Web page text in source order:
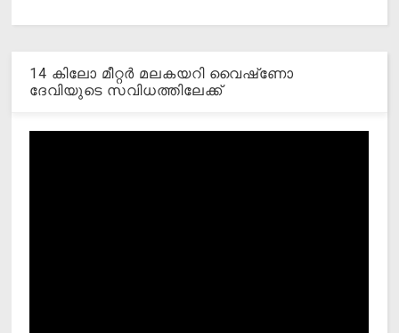
14 കിലോ മീറ്റര്‍ മലകയറി വൈഷ്‌ണോ
ദേവിയുടെ സവിധത്തിലേക്ക്